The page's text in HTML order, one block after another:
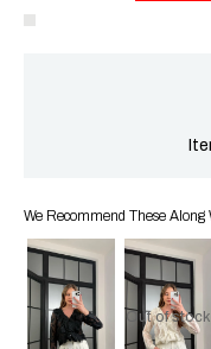
We Recommend These Along
Out of stock